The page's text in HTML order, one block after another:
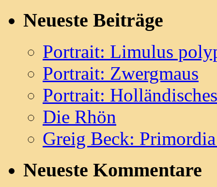
Neueste Beiträge
Portrait: Limulus
Portrait: Zwergmaus
Portrait:
Die Rhön
Greig Beck:
Neueste Kommentare